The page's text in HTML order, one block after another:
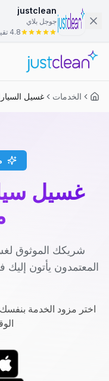
justclean
جوجل بلاي
4.8 تقييم
الخدمات غسيل
غسيل
شريكك الموثوق
المعتمدون يأتون
اختر مزود الخدمة